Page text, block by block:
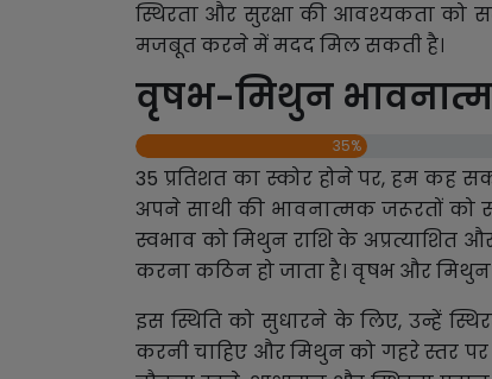
स्थिरता और सुरक्षा की आवश्यकता
मजबूत करने में मदद मिल सकती है।
वृषभ-मिथुन
35%
35 प्रतिशत का स्कोर होने पर, हम
अपने साथी की भावनात्मक जरूरतों को
स्वभाव को मिथुन राशि के अप्रत्याशित
करना कठिन हो जाता है। वृषभ और
इस स्थिति को सुधारने के लिए, उन्हें
करनी चाहिए और मिथुन को गहरे स्तर